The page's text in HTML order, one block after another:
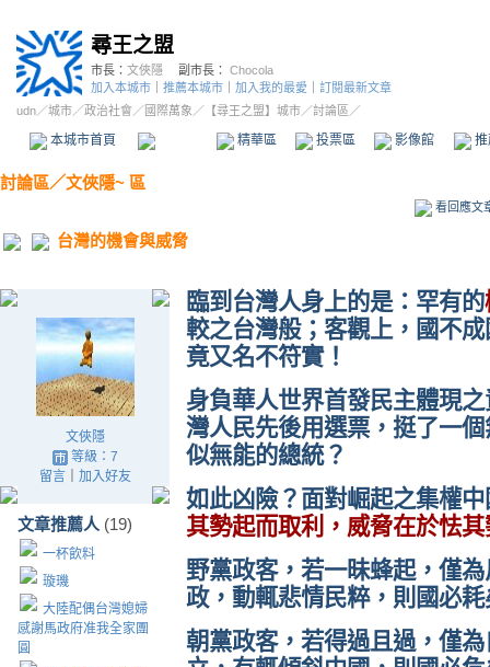
尋王之盟
市長： 文俠隱 副市長： Chocola
加入本城市
推薦本城市 加入我的最愛
訂閱最新文章
udn／城市／政治社會 ／國際萬象 ／ 【尋王之盟】城市／討論區／
本城市首頁 精華區 投票區 影像館
討論區／文俠隱~ 區
看回應文
台灣的機會與威脅
文俠隱
等級：7
留言｜ 加入好友
文章推薦人 (19)
一杯飲料
璇璣
大陸配偶台灣媳婦
感謝馬政府准我全家團
圓
臨到台灣人身上的是：罕有的
較之台灣般；客觀上，國不
竟又名不符實！
身負華人世界首發民主體現
灣人民先後用選票，挺了一
似無能的總統？
如此凶險？面對崛起之集權
其勢起而取利，威脅在於怯
野黨政客，若一昧蜂起，僅
政，動輒悲情民粹，則國必耗
朝黨政客，若得過且過，僅